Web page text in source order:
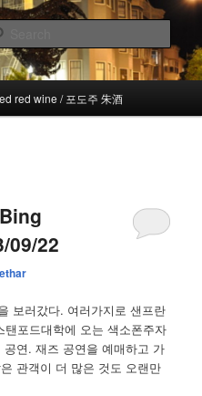
red wine / 포도주 朱酒
09/22
ethar
보러갔다. 여러가지로 샌프란
포드대학에 오는 색소폰주자
공연. 재즈 공연을 예매하고 가
관객이 더 많은 것도 오랜만